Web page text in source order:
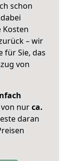
schon
Kosten
– wir
für Sie, das
von
nurca.
daran